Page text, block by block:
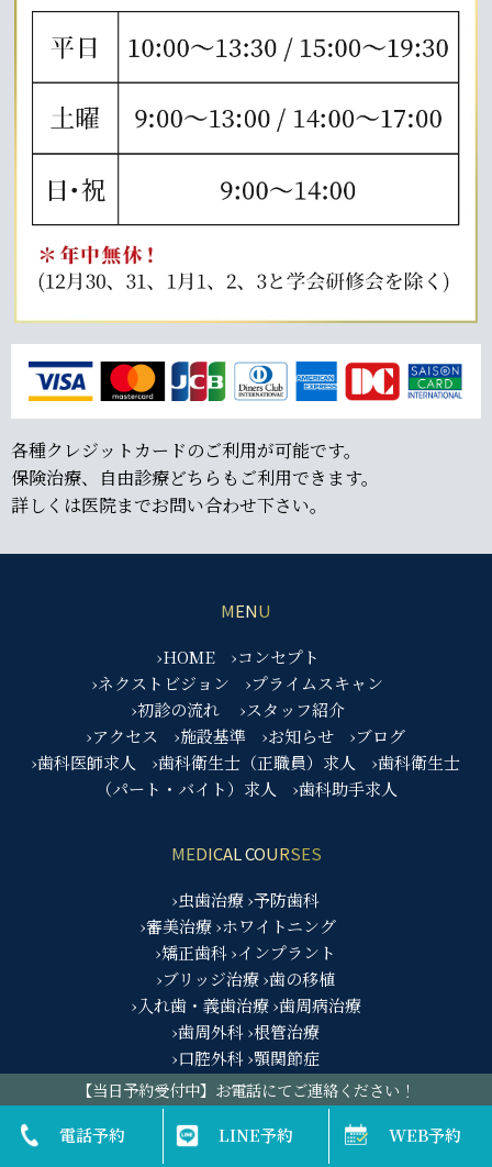
各種クレジットカードのご利用が可能です。
保険治療、自由診療どちらもご利用できます。
詳しくは医院までお問い合わせ下さい。
MENU
›HOME
›コンセプト
›ネクストビジョン
›プライムスキャン
›初診の流れ
›スタッフ紹介
›アクセス
›施設基準 ›お知らせ
›ブログ
›歯科医師求人
›歯科衛生士（正職員）求人
›歯科衛生士
（パート・バイト）求人
›歯科助手求人
MEDICAL COURSES
›虫歯治療›予防歯科
›審美治療 ›ホワイトニング
›矯正歯科›インプラント
›ブリッジ治療›歯の移植
›入れ歯・義歯治療 ›歯周病治療
›歯周外科›根管治療
›口腔外科›顎関節症
›セカンドオピニオン
›セレック治療
›オパールエッセンスGO
›小児歯科
›インビザラインGO
【当日予約受付中】お電話にてご連絡ください！
電話予約
LINE予約 WEB予約